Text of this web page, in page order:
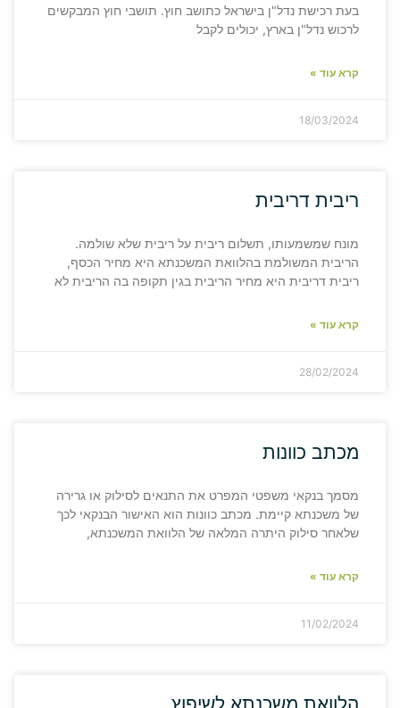
בעת רכישת נדל"ן בישראל כתושב חוץ. תושבי חוץ המבקשים
לרכוש נדל"ן בארץ, יכולים לקבל
קרא עוד »
18/03/2024
ריבית דריבית
מונח שמשמעותו, תשלום ריבית על ריבית שלא שולמה.
הריבית המשולמת בהלוואת המשכנתא היא מחיר הכסף,
ריבית דריבית היא מחיר הריבית בגין תקופה בה הריבית לא
קרא עוד »
28/02/2024
מכתב כוונות
מסמך בנקאי משפטי המפרט את התנאים לסילוק או גרירה
של משכנתא קיימת. מכתב כוונות הוא האישור הבנקאי לכך
שלאחר סילוק היתרה המלאה של הלוואת המשכנתא,
קרא עוד »
11/02/2024